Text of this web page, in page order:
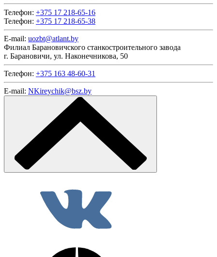
Телефон: +375 17 218-65-16
Телефон: +375 17 218-65-38
E-mail: uozbt@atlant.by
Филиал Барановичского станкостроительного завода
г. Барановичи, ул. Наконечникова, 50
Телефон: +375 163 48-60-31
E-mail: NKireychik@bsz.by